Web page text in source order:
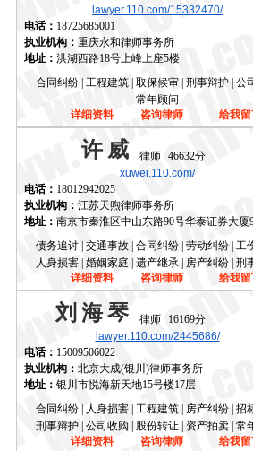
lawyer.110.com/15332470/
电话： 18725685001
执业机构： 重庆永和律师事务所
地址： 洪湖西路18号上峰上座5楼
合同纠纷 | 工程建筑 | 取保候审 | 刑事辩护 | 公
常年顾问
详细资料
咨询律师 给我
许威 律师
46632分
xuwei.110.com/
电话： 18012942025
执业机构： 江苏天煦律师事务所
地址： 南京市秦淮区中山东路90号华泰证券大厦
债务追讨 | 交通事故 | 合同纠纷 | 劳动纠纷 | 工
人身损害 | 婚姻家庭 | 遗产继承 | 房产纠纷 | 刑
详细资料
咨询律师 给我
刘海琴 律师
16169分
lawyer.110.com/2445686/
电话： 15009506022
执业机构： 北京大成(银川)律师事务所
地址： 银川市悦海新天地15号楼17层
合同纠纷 | 人身损害 | 工程建筑 | 房产纠纷 | 招
刑事辩护 | 公司收购 | 股份转让 | 资产拍卖 | 常
详细资料
咨询律师 给我